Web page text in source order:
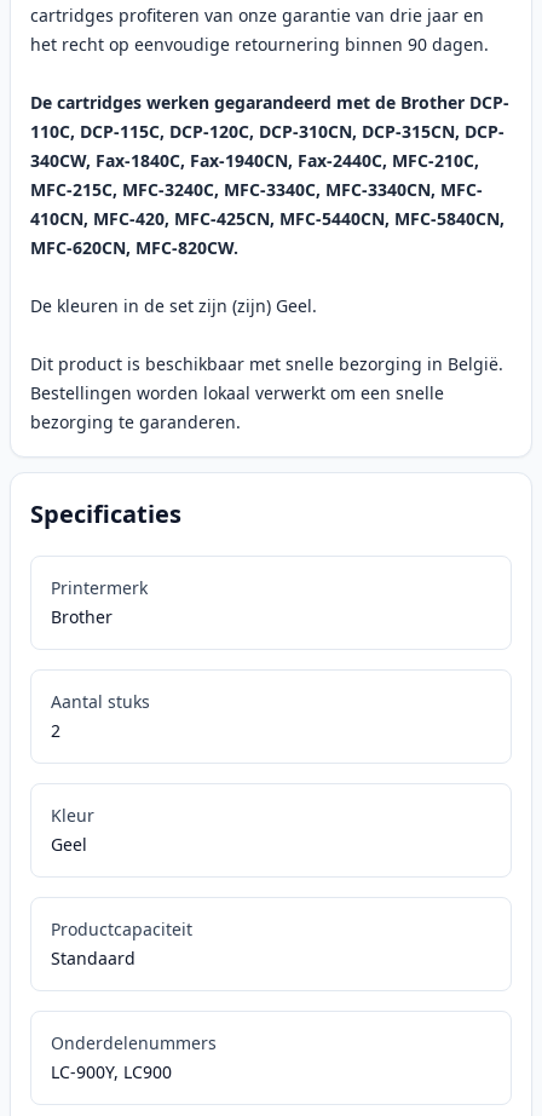
cartridges profiteren van onze garantie van drie jaar en
het recht op eenvoudige retournering binnen 90 dagen.
De cartridges werken gegarandeerd met de Brother DCP-
110C, DCP-115C, DCP-120C, DCP-310CN, DCP-315CN, DCP-
340CW, Fax-1840C, Fax-1940CN, Fax-2440C, MFC-210C,
MFC-215C, MFC-3240C, MFC-3340C, MFC-3340CN, MFC-
410CN, MFC-420, MFC-425CN, MFC-5440CN, MFC-5840CN,
MFC-620CN, MFC-820CW.
De kleuren in de set zijn (zijn) Geel.
Dit product is beschikbaar met snelle bezorging in België.
Bestellingen worden lokaal verwerkt om een snelle
bezorging te garanderen.
Specificaties
Printermerk
Brother
Aantal stuks
2
Kleur
Geel
Productcapaciteit
Standaard
Onderdelenummers
LC-900Y, LC900